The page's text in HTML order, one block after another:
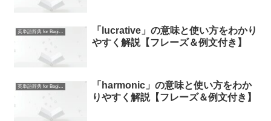
英単語辞典 for Beginners
「lucrative」の意味と使い方をわかり
やすく解説【フレーズ＆例文付き】
英単語辞典 for Beginners
「harmonic」の意味と使い方をわか
りやすく解説【フレーズ＆例文付き】